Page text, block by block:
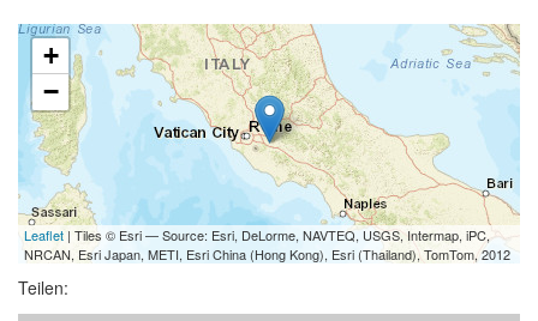
+
−
Leaflet | Tiles © Esri — Source: Esri, DeLorme, NAVTEQ, USGS, Intermap, iPC,
NRCAN, Esri Japan, METI, Esri China (Hong Kong), Esri (Thailand), TomTom, 2012
Teilen: